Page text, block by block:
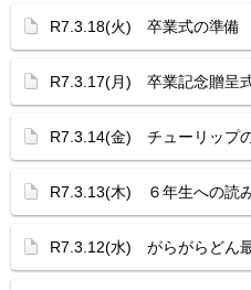
R7.3.18(火) 卒業式の準備
R7.3.17(月) 卒業記念贈呈
R7.3.14(金) チューリップ
R7.3.13(木) ６年生への読
R7.3.12(水) がらがらどん